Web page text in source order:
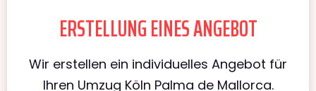
ERSTELLUNG EINES ANGEBOT
Wir erstellen ein individuelles Angebot für
Ihren Umzug Köln Palma de Mallorca.